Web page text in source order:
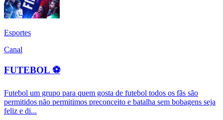
Esportes
Canal
FUTEBOL ⚽
Futebol um grupo para quem gosta de futebol todos os fãs são
permitidos não permitimos preconceito e batalha sem bobagens seja
feliz e di...